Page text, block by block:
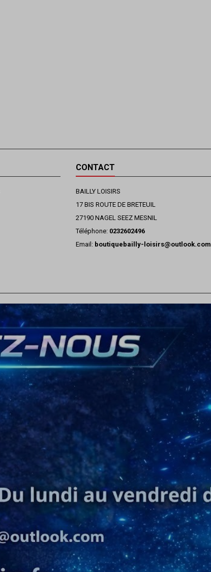
CONTACT
BAILLY LOISIRS
17 BIS ROUTE DE BRETEUIL
27190 NAGEL SEEZ MESNIL
Téléphone: 0232602496
Email: boutiquebailly-loisirs@outlook.com